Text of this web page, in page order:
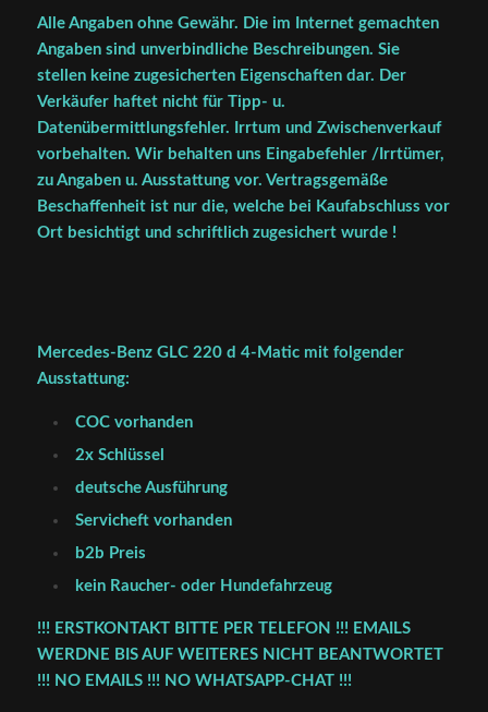
Alle Angaben ohne Gewähr. Die im Internet gemachten
Angaben sind unverbindliche Beschreibungen. Sie
stellen keine zugesicherten Eigenschaften dar. Der
Verkäufer haftet nicht für Tipp- u.
Datenübermittlungsfehler. Irrtum und Zwischenverkauf
vorbehalten. Wir behalten uns Eingabefehler /Irrtümer,
zu Angaben u. Ausstattung vor. Vertragsgemäße
Beschaffenheit ist nur die, welche bei Kaufabschluss vor
Ort besichtigt und schriftlich zugesichert wurde !
Mercedes-Benz GLC 220 d 4-Matic mit folgender
Ausstattung:
COC vorhanden
2x Schlüssel
deutsche Ausführung
Servicheft vorhanden
b2b Preis
kein Raucher- oder Hundefahrzeug
!!! ERSTKONTAKT BITTE PER TELEFON !!! EMAILS
WERDNE BIS AUF WEITERES NICHT BEANTWORTET
!!! NO EMAILS !!! NO WHATSAPP-CHAT !!!